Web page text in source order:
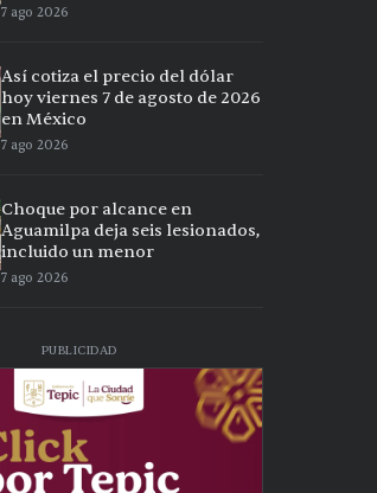
7 ago 2026
Así cotiza el precio del dólar
hoy viernes 7 de agosto de 2026
en México
7 ago 2026
Choque por alcance en
Aguamilpa deja seis lesionados,
incluido un menor
7 ago 2026
PUBLICIDAD